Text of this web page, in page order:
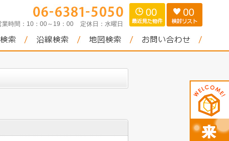
業時間： 10：00～19：00 定休日： 水曜日
00 00